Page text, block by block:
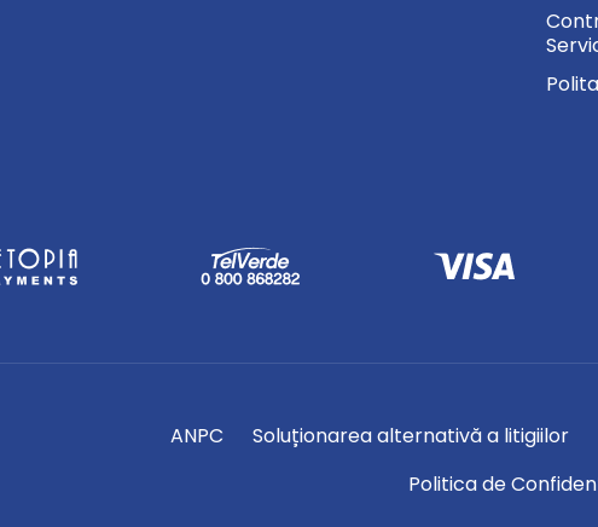
ANPC Soluționarea alternativă a litigiilor
Politica de